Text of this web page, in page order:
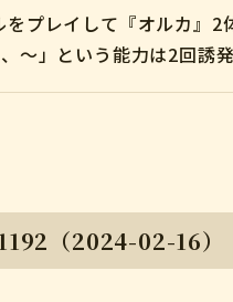
プレイして『オルカ』
～」という能力は2回誘
（2024-02-16）